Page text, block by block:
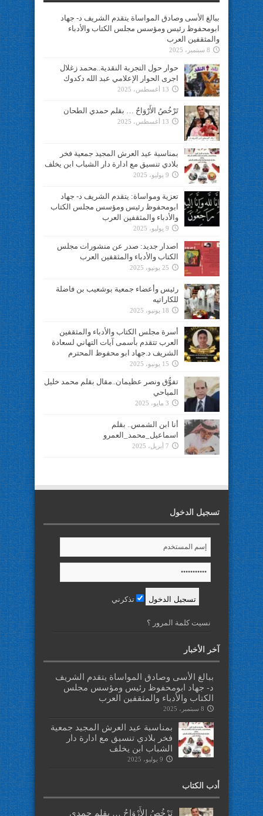
ببالغ الأسى وصادق المواساة يتقدم الشريف د- جهاد
ابومحفوظ رئيس ومؤسس مجلس الكتاب والأدباء
والمثقفين العرب
8 سبتمبر، 2025
حوار حول التجربة النقدية..محمد زغلال
اجرى الحوار الإعلامي عبد الله دكدوك
13 أغسطس، 2025
تَرْخُصُ الأَرْوَاحُ … بقلم حمدي الطحان
13 أغسطس، 2025
بمناسبة عيد العرش المجيد جمعية فخر
بلادي تنسيق مع ادارة دار الشباب ابن يخلف
9 يوليو، 2025
تعزية ومواساة: يتقدم الشريف د- جهاد
ابومحفوظ رئيس ومؤسس مجلس الكتاب
والأدباء والمثقفين العرب
9 يوليو، 2025
اصدار جديد: صدر عن منشورات مجلس
الكتاب والأدباء والمثقفين العرب
25 يونيو، 2025
رئيس وأعضاء جمعية بوشعيب بن فاضلة
للكاراتيه
18 يونيو، 2025
أسرة مجلس الكتاب والأدباء والمثقفين
العرب تتقدم بأسمى آيات التهاني لسعادة
الشريف د.جهاد ابو محفوظ المحترم
15 يونيو، 2025
تفوُّق ونصر عظيمان..مقال بقلم محمد خليل
المياحي
3 مايو، 2025
أنا ابن الشمس.. بقلم
اسماعيل_محمد_العمرو
7 أبريل، 2025
تسجيل الدخول
تذكرني
نسيت كلمة المرور ؟
آخر الأخبار
ببالغ الأسى وصادق المواساة يتقدم الشريف
د- جهاد ابومحفوظ رئيس ومؤسس مجلس
الكتاب والأدباء والمثقفين العرب
8 سبتمبر، 2025
بمناسبة عيد العرش المجيد جمعية
فخر بلادي تنسيق مع ادارة دار
الشباب ابن يخلف
9 يوليو، 2025
أدب الكتاب
تَرْخُصُ الأَرْوَاحُ … بقلم حمدي